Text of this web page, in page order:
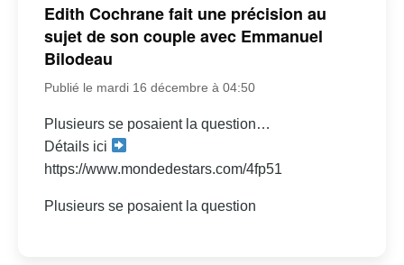
Edith Cochrane fait une précision au
sujet de son couple avec Emmanuel
Bilodeau
Publié le mardi 16 décembre à 04:50
Plusieurs se posaient la question…
Détails ici
https://www.mondedestars.com/4fp51
Plusieurs se posaient la question